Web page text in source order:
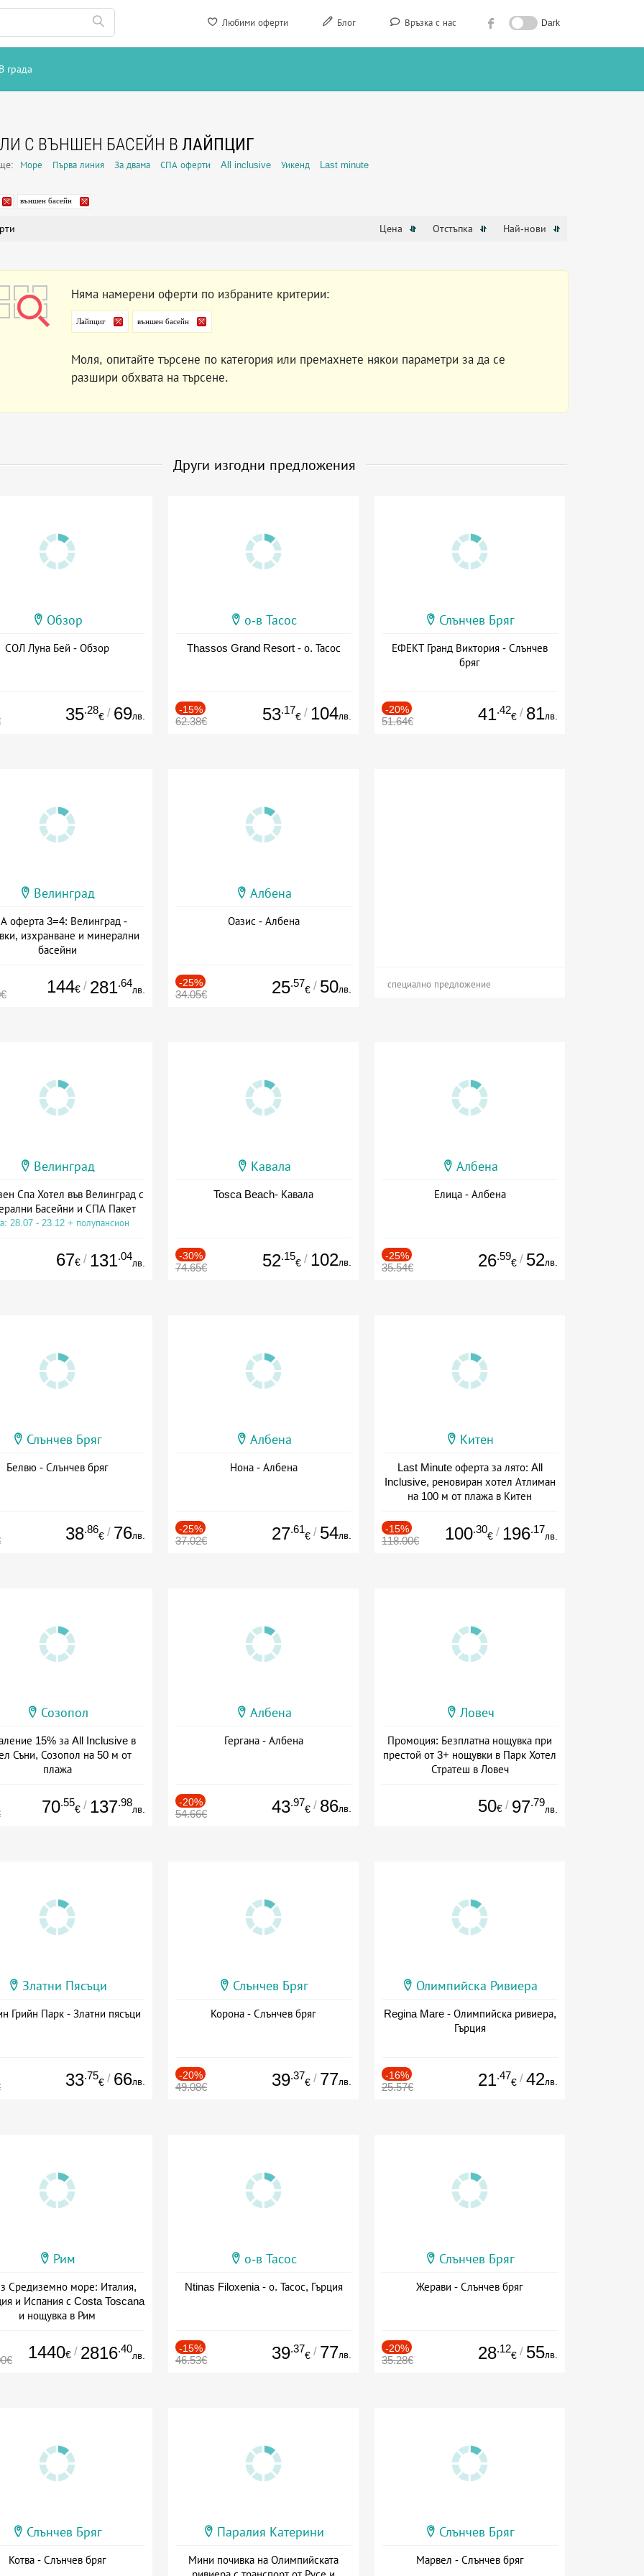
Любими оферти Блог Връзка с нас Dark
В града
С ВЪНШЕН БАСЕЙН В ЛАЙПЦИГ
Море Първа линия За двама СПА оферти All inclusive Уикенд Last minute
външен басейн
Цена Отстъпка Най-нови
Няма намерени оферти по избраните критерии:
Лайпциг външен басейн
Моля, опитайте търсене по категория или премахнете някои параметри за да се
разшири обхвата на търсене.
Други изгодни предложения
Обзор
СОЛ Луна Бей - Обзор
35.28
€ / 69лв.
о-в Тасос
Thassos Grand Resort - о. Тасос
-15%
62.38€ 53.17
€ / 104лв.
Слънчев Бряг
ЕФЕКТ Гранд Виктория - Слънчев
бряг
-20%
51.64€ 41.42
€ / 81лв.
Велинград
оферта 3=4: Велинград -
изхранване и минерални
басейни
144€ / 281.64
лв.
Албена
Оазис - Албена
-25%
34.05€ 25.57
€ / 50лв. специално предложение
Велинград
Спа Хотел във Велинград с
Басейни и СПА Пакет
28.07 - 23.12 + полупансион
67€ / 131.04
лв.
Кавала
Tosca Beach- Кавала
-30%
74.65€ 52.15
€ / 102лв.
Албена
Елица - Албена
-25%
35.54€ 26.59
€ / 52лв.
Слънчев Бряг
Белвю - Слънчев бряг
38.86
€ / 76лв.
Албена
Нона - Албена
-25%
37.02€ 27.61
€ / 54лв.
Китен
Last Minute оферта за лято: All
Inclusive, реновиран хотел Атлиман
на 100 м от плажа в Китен
-15%
118.00€ 100.30
€ / 196.17
лв.
Созопол
15% за All Inclusive в
Съни, Созопол на 50 м от
плажа
70.55
€ / 137.98
лв.
Албена
Гергана - Албена
-20%
54.66€ 43.97
€ / 86лв.
Ловеч
Промоция: Безплатна нощувка при
престой от 3+ нощувки в Парк Хотел
Стратеш в Ловеч
50€ / 97.79
лв.
Златни Пясъци
Грийн Парк - Златни пясъци
33.75
€ / 66лв.
Слънчев Бряг
Корона - Слънчев бряг
-20%
49.08€ 39.37
€ / 77лв.
Олимпийска Ривиера
Regina Mare - Олимпийска ривиера,
Гърция
-16%
25.57€ 21.47
€ / 42лв.
Рим
Средиземно море: Италия,
и Испания с Costa Toscana
и нощувка в Рим
1440€ / 2816.40
лв.
о-в Тасос
Ntinas Filoxenia - о. Тасос, Гърция
-15%
46.53€ 39.37
€ / 77лв.
Слънчев Бряг
Жерави - Слънчев бряг
-20%
35.28€ 28.12
€ / 55лв.
Слънчев Бряг
Котва - Слънчев бряг
Паралия Катерини
Мини почивка на Олимпийската
Слънчев Бряг
Марвел - Слънчев бряг